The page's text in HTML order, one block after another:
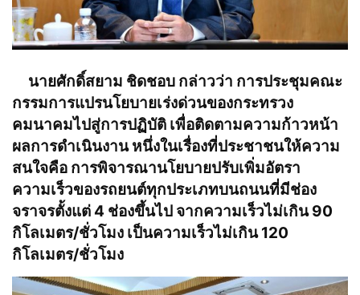
นายศักดิ์สยาม ชิดชอบ กล่าวว่า การประชุมคณะ
กรรมการแปรนโยบายเร่งด่วนของกระทรวง
คมนาคมไปสู่การปฏิบัติ เพื่อติดตามความก้าวหน้า
ผลการดำเนินงาน หนึ่งในเรื่องที่ประชาชนให้ความ
สนใจคือ การพิจารณานโยบายปรับเพิ่มอัตรา
ความเร็วของรถยนต์ทุกประเภทบนถนนที่มีช่อง
จราจรตั้งแต่ 4 ช่องขึ้นไป จากความเร็วไม่เกิน 90
กิโลเมตร/ชั่วโมง เป็นความเร็วไม่เกิน 120
กิโลเมตร/ชั่วโมง